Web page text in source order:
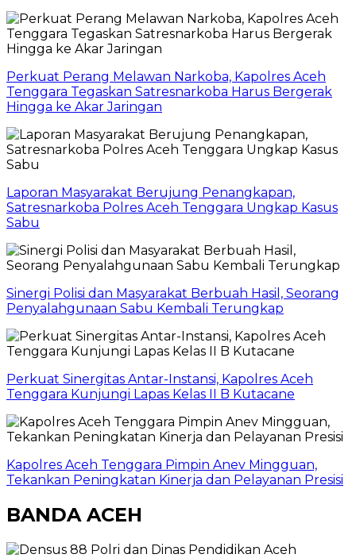
Perkuat Perang Melawan Narkoba, Kapolres Aceh
Tenggara Tegaskan Satresnarkoba Harus Bergerak
Hingga ke Akar Jaringan
Laporan Masyarakat Berujung Penangkapan,
Satresnarkoba Polres Aceh Tenggara Ungkap Kasus
Sabu
Sinergi Polisi dan Masyarakat Berbuah Hasil, Seorang
Penyalahgunaan Sabu Kembali Terungkap
Perkuat Sinergitas Antar-Instansi, Kapolres Aceh
Tenggara Kunjungi Lapas Kelas II B Kutacane
Kapolres Aceh Tenggara Pimpin Anev Mingguan,
Tekankan Peningkatan Kinerja dan Pelayanan Presisi
BANDA ACEH